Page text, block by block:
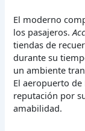
El moderno
los pasajeros.
tiendas de
durante su
un ambiente
El aeropuerto
reputación por
amabilidad.